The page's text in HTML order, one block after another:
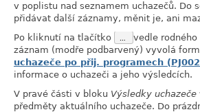
v poplistu nad seznamem uchazečů. Do
přidávat další záznamy, měnit je, ani
Po kliknutí na tlačítko
…
vedle
záznam (modře podbarvený) vyvolá
uchazeče po přij. programech
informace o uchazeči a jeho výsledcích.
V pravé části v bloku Výsledky uchazeče
předměty aktuálního uchazeče. Do